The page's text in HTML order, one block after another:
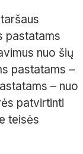
pastatams
nuo šių
pastatams –
– nuo
patvirtinti
teisės